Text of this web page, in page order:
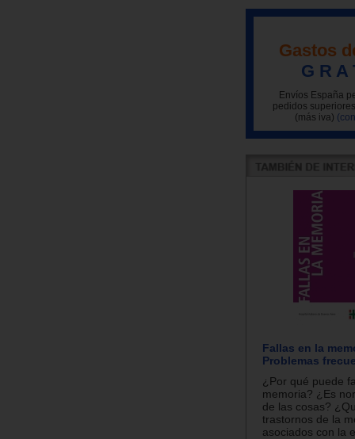
Gastos
G R A
Envíos España
pedidos
(más iva)
Fallas en la
Problemas
¿Por qué puede
memoria? ¿Es
de las cosas?
trastornos de la
asociados con la